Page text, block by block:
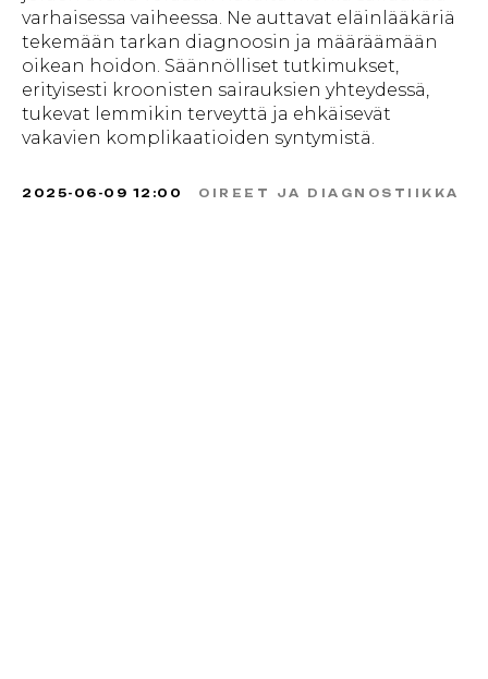
varhaisessa vaiheessa. Ne auttavat eläinlääkäriä
tekemään tarkan diagnoosin ja määräämään
oikean hoidon. Säännölliset tutkimukset,
erityisesti kroonisten sairauksien yhteydessä,
tukevat lemmikin terveyttä ja ehkäisevät
vakavien komplikaatioiden syntymistä.
2025-06-09 12:00 OIREET JA DIAGNOSTIIKKA